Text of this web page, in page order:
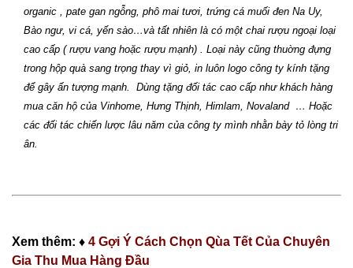
organic , pate gan ngỗng, phô mai tươi, trứng cá muối đen Na Uy,
Bào ngư, vi cá, yến sào…và tất nhiên là có một chai rượu ngoại loại
cao cấp ( rượu vang hoặc rượu mạnh) . Loại này cũng thuờng đựng
trong hộp quà sang trọng thay vì giỏ, in luôn logo công ty kính tặng
để gây ấn tượng mạnh. Dùng tặng đối tác cao cấp như khách hàng
mua căn hộ của Vinhome, Hưng Thịnh, Himlam, Novaland … Hoặc
các đối tác chiến lược lâu năm của công ty mình nhằn bày tỏ lòng tri
ân.
Xem thêm: ♦ 4 Gợi Ý Cách Chọn Qùa Tết Của Chuyên
Gia Thu Mua Hàng Đầu